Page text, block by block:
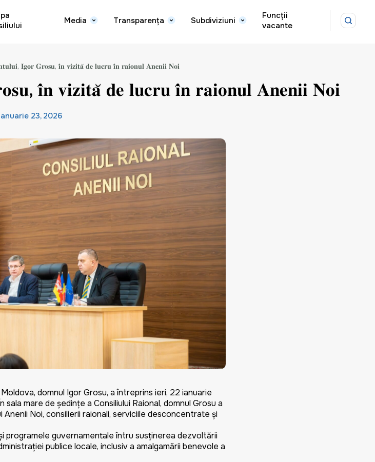
Media Transparența Subdiviziuni
Funcții
vacante
𝐈𝐠𝐨𝐫 𝐆𝐫𝐨𝐬𝐮, 𝐢̂𝐧 𝐯𝐢𝐳𝐢𝐭𝐚̆ 𝐝𝐞 𝐥𝐮𝐜𝐫𝐮 𝐢̂𝐧 𝐫𝐚𝐢𝐨𝐧𝐮𝐥 𝐀𝐧𝐞𝐧𝐢𝐢 𝐍𝐨𝐢
𝐢̂𝐧 𝐯𝐢𝐳𝐢𝐭𝐚̆ 𝐝𝐞 𝐥𝐮𝐜𝐫𝐮 𝐢̂𝐧 𝐫𝐚𝐢𝐨𝐧𝐮𝐥 𝐀𝐧𝐞𝐧𝐢𝐢 𝐍𝐨𝐢
23, 2026
domnul Igor Grosu, a întreprins ieri, 22 ianuarie
mare de ședințe a Consiliului Raional, domnul Grosu a
Noi, consilierii raionali, serviciile desconcentrate și
programele guvernamentale întru susținerea dezvoltării
publice locale, inclusiv a amalgamării benevole a